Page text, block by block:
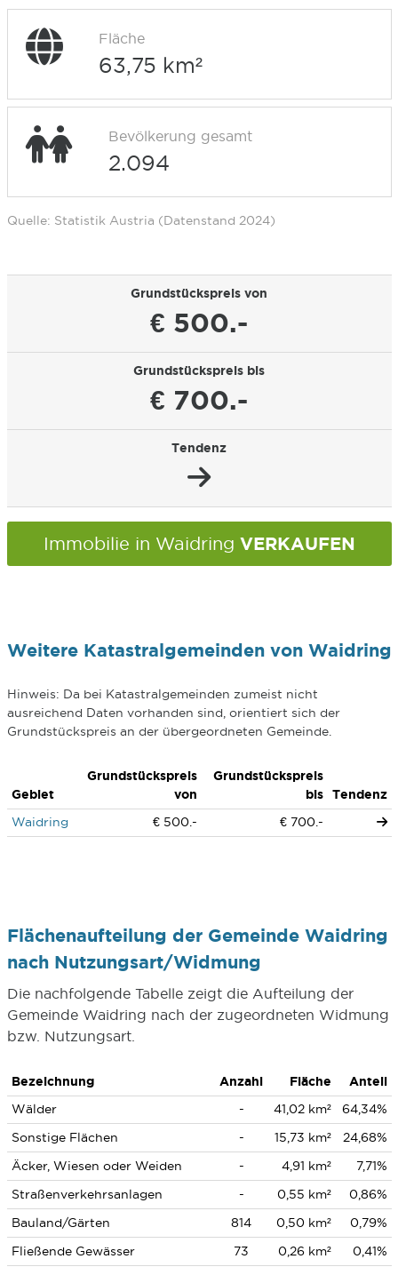
Fläche
63,75 km²
Bevölkerung gesamt
2.094
Quelle: Statistik Austria (Datenstand 2024)
Grundstückspreis von
€ 500.-
Grundstückspreis bis
€ 700.-
Tendenz
Immobilie in Waidring VERKAUFEN
Weitere Katastralgemeinden von Waidring
Hinweis: Da bei Katastralgemeinden zumeist nicht
ausreichend Daten vorhanden sind, orientiert sich der
Grundstückspreis an der übergeordneten Gemeinde.
Gebiet
Grundstückspreis
von
Grundstückspreis
bis
Tendenz
Waidring
€ 500.- € 700.-
Flächenaufteilung der Gemeinde Waidring
nach Nutzungsart/Widmung
Die nachfolgende Tabelle zeigt die Aufteilung der
Gemeinde Waidring nach der zugeordneten Widmung
bzw. Nutzungsart.
Bezeichnung Anzahl Fläche
Anteil
Wälder
- 41,02 km²
64,34%
Sonstige Flächen
- 15,73 km²
24,68%
Äcker, Wiesen oder Weiden
- 4,91 km²
7,71%
Straßenverkehrsanlagen
- 0,55 km²
0,86%
Bauland/Gärten
814 0,50 km²
0,79%
Fließende Gewässer
73 0,26 km² 0,41%